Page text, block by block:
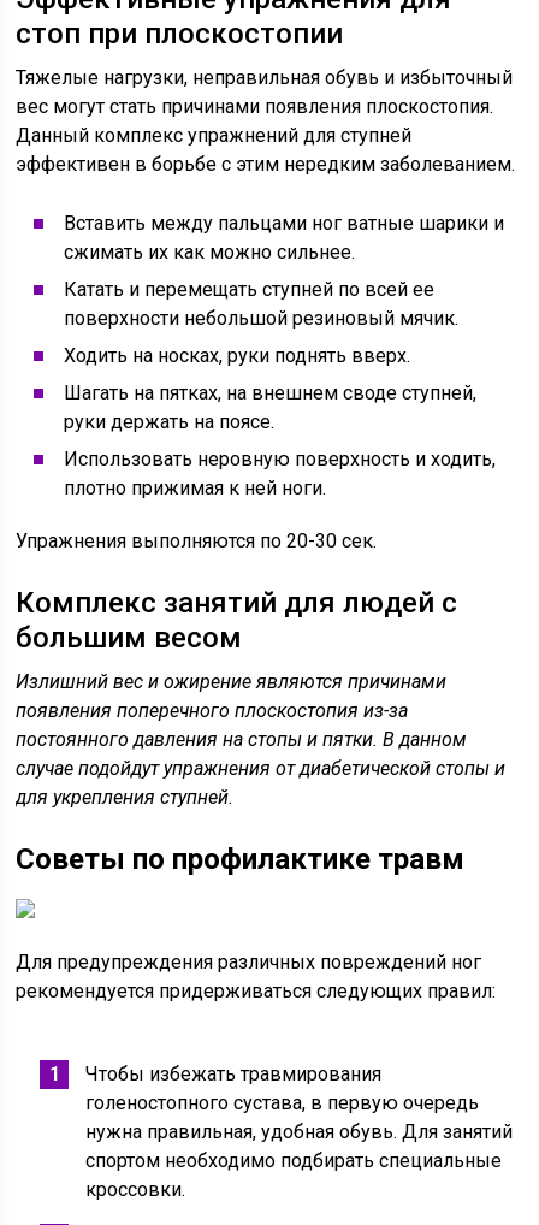
стоп при плоскостопии
Тяжелые нагрузки, неправильная обувь и избыточный
вес могут стать причинами появления плоскостопия.
Данный комплекс упражнений для ступней
эффективен в борьбе с этим нередким заболеванием.
Вставить между пальцами ног ватные шарики и
сжимать их как можно сильнее.
Катать и перемещать ступней по всей ее
поверхности небольшой резиновый мячик.
Ходить на носках, руки поднять вверх.
Шагать на пятках, на внешнем своде ступней,
руки держать на поясе.
Использовать неровную поверхность и ходить,
плотно прижимая к ней ноги.
Упражнения выполняются по 20-30 сек.
Комплекс занятий для людей с
большим весом
Излишний вес и ожирение являются причинами
появления поперечного плоскостопия из-за
постоянного давления на стопы и пятки. В данном
случае подойдут упражнения от диабетической стопы и
для укрепления ступней.
Советы по профилактике травм
Для предупреждения различных повреждений ног
рекомендуется придерживаться следующих правил:
Чтобы избежать травмирования
голеностопного сустава, в первую очередь
нужна правильная, удобная обувь. Для занятий
спортом необходимо подбирать специальные
кроссовки.